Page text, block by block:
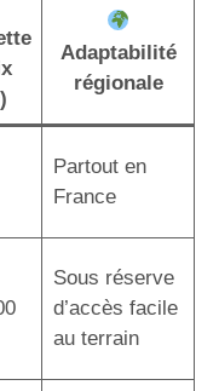
Adaptabilité
régionale
Partout en
France
Sous réserve
d’accès facile
au terrain